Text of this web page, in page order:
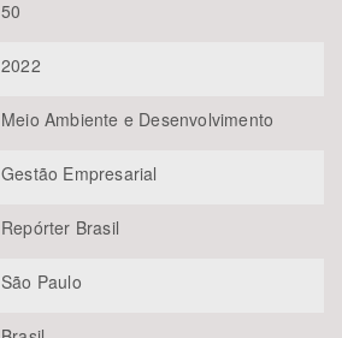
50
2022
Meio Ambiente e Desenvolvimento
Gestão Empresarial
Repórter Brasil
São Paulo